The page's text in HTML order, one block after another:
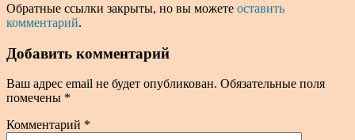
Обратные ссылки закрыты, но вы можете оставить
комментарий.
Добавить комментарий
Ваш адрес email не будет опубликован. Обязательные поля
помечены *
Комментарий *